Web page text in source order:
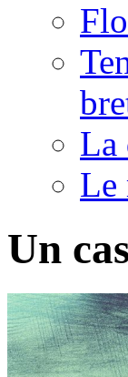
La
Le
Un